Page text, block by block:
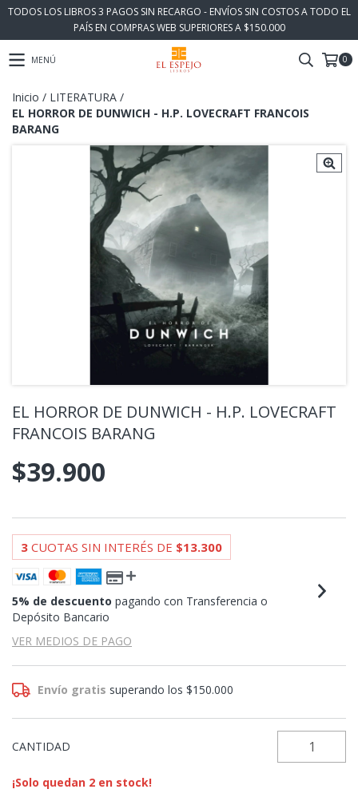
TODOS LOS LIBROS 3 PAGOS SIN RECARGO - ENVÍOS SIN COSTOS A TODO EL
PAÍS EN COMPRAS WEB SUPERIORES A $150.000
MENÚ 0
Inicio / LITERATURA /
EL HORROR DE DUNWICH - H.P. LOVECRAFT FRANCOIS
BARANG
EL HORROR DE DUNWICH - H.P. LOVECRAFT
FRANCOIS BARANG
$39.900
3 CUOTAS SIN INTERÉS DE $13.300
5% de descuento pagando con Transferencia o
Depósito Bancario
VER MEDIOS DE PAGO
Envío gratis superando los$150.000
CANTIDAD
¡Solo quedan 2 en stock!